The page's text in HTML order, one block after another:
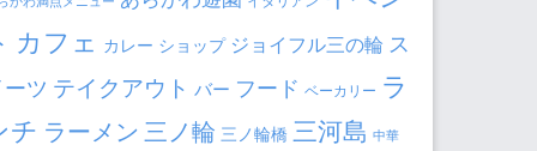
カフェ カレー ショップ ジョイフル三の輪 ス
ツ テイクアウト バー フード ベーカリー ラ
チ ラーメン 三ノ輪 三ノ輪橋 三河島 中華